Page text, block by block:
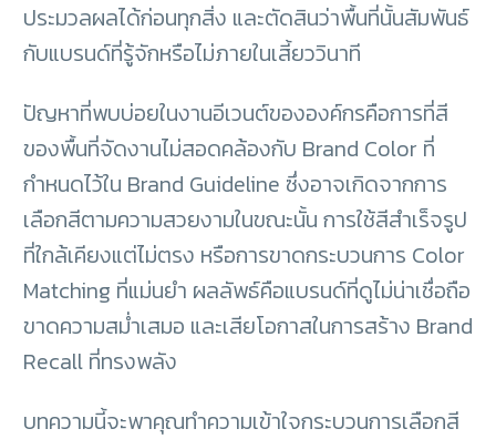
ประมวลผลได้ก่อนทุกสิ่ง และตัดสินว่าพื้นที่นั้นสัมพันธ์
กับแบรนด์ที่รู้จักหรือไม่ภายในเสี้ยววินาที
ปัญหาที่พบบ่อยในงานอีเวนต์ขององค์กรคือการที่สี
ของพื้นที่จัดงานไม่สอดคล้องกับ Brand Color ที่
กำหนดไว้ใน Brand Guideline ซึ่งอาจเกิดจากการ
เลือกสีตามความสวยงามในขณะนั้น การใช้สีสำเร็จรูป
ที่ใกล้เคียงแต่ไม่ตรง หรือการขาดกระบวนการ Color
Matching ที่แม่นยำ ผลลัพธ์คือแบรนด์ที่ดูไม่น่าเชื่อถือ
ขาดความสม่ำเสมอ และเสียโอกาสในการสร้าง Brand
Recall ที่ทรงพลัง
บทความนี้จะพาคุณทำความเข้าใจกระบวนการเลือกสี